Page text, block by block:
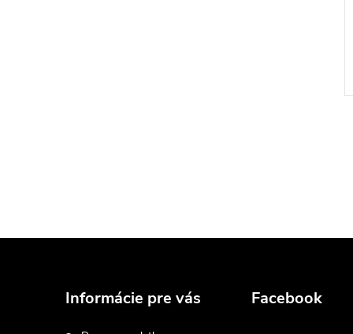
Informácie pre vás Facebook